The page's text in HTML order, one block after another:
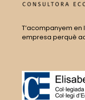
T’acompanyem
empresa perquè